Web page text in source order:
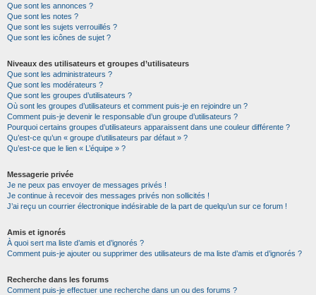
Que sont les annonces ?
Que sont les notes ?
Que sont les sujets verrouillés ?
Que sont les icônes de sujet ?
Niveaux des utilisateurs et groupes d’utilisateurs
Que sont les administrateurs ?
Que sont les modérateurs ?
Que sont les groupes d’utilisateurs ?
Où sont les groupes d’utilisateurs et comment puis-je en rejoindre un ?
Comment puis-je devenir le responsable d’un groupe d’utilisateurs ?
Pourquoi certains groupes d’utilisateurs apparaissent dans une couleur différente ?
Qu’est-ce qu’un « groupe d’utilisateurs par défaut » ?
Qu’est-ce que le lien « L’équipe » ?
Messagerie privée
Je ne peux pas envoyer de messages privés !
Je continue à recevoir des messages privés non sollicités !
J’ai reçu un courrier électronique indésirable de la part de quelqu’un sur ce forum !
Amis et ignorés
À quoi sert ma liste d’amis et d’ignorés ?
Comment puis-je ajouter ou supprimer des utilisateurs de ma liste d’amis et d’ignorés ?
Recherche dans les forums
Comment puis-je effectuer une recherche dans un ou des forums ?